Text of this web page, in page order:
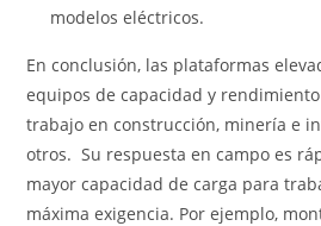
modelos eléctricos.
En conclusión, las plataformas
equipos de capacidad y
trabajo en construcción, minería e
otros. Su respuesta en campo es
mayor capacidad de carga para
máxima exigencia. Por ejemplo,